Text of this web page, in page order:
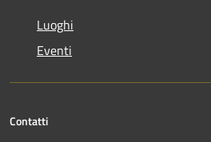
Luoghi
Eventi
Contatti